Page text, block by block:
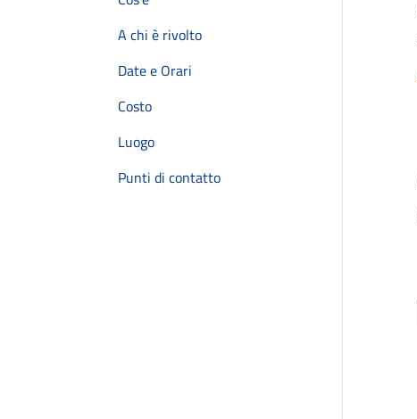
A chi è rivolto
Date e Orari
Costo
Luogo
Punti di contatto